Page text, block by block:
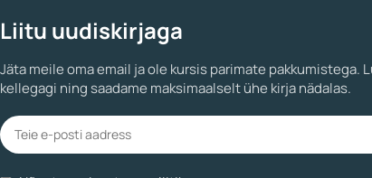
Liitu uudiskirjaga
Jäta meile oma email ja ole kursis parimate pakkumistega.
kellegagi ning saadame maksimaalselt ühe kirja nädalas.